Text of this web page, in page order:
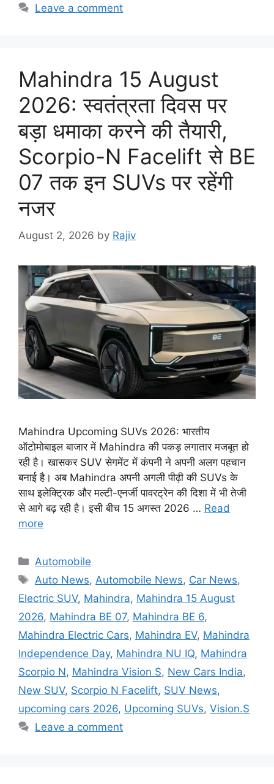
Leave a comment
Mahindra 15 August
2026: स्वतंत्रता दिवस पर
बड़ा धमाका करने की तैयारी,
Scorpio-N Facelift से BE
07 तक इन SUVs पर रहेंगी
नजर
August 2, 2026 by Rajiv
Mahindra Upcoming SUVs 2026: भारतीय
ऑटोमोबाइल बाजार में Mahindra की पकड़ लगातार मजबूत हो
रही है। खासकर SUV सेगमेंट में कंपनी ने अपनी अलग पहचान
बनाई है। अब Mahindra अपनी अगली पीढ़ी की SUVs के
साथ इलेक्ट्रिक और मल्टी-एनर्जी पावरट्रेन की दिशा में भी तेजी
से आगे बढ़ रही है। इसी बीच 15 अगस्त 2026 … Read
more
Categories
Automobile
Tags
Auto News, Automobile News, Car News,
Electric SUV, Mahindra, Mahindra 15 August
2026, Mahindra BE 07, Mahindra BE 6,
Mahindra Electric Cars, Mahindra EV, Mahindra
Independence Day, Mahindra NU IQ, Mahindra
Scorpio N, Mahindra Vision S, New Cars India,
New SUV, Scorpio N Facelift, SUV News,
upcoming cars 2026, Upcoming SUVs, Vision.S
Leave a comment